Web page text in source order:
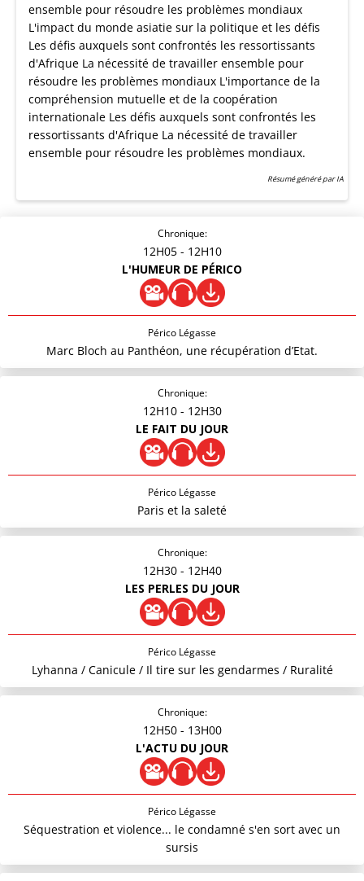
ensemble pour résoudre les problèmes mondiaux
L'impact du monde asiatie sur la politique et les défis
Les défis auxquels sont confrontés les ressortissants
d'Afrique La nécessité de travailler ensemble pour
résoudre les problèmes mondiaux L'importance de la
compréhension mutuelle et de la coopération
internationale Les défis auxquels sont confrontés les
ressortissants d'Afrique La nécessité de travailler
ensemble pour résoudre les problèmes mondiaux.
Résumé généré par IA
Chronique:
12H05 - 12H10
L'HUMEUR DE PÉRICO
Périco Légasse
Marc Bloch au Panthéon, une récupération d’Etat.
Chronique:
12H10 - 12H30
LE FAIT DU JOUR
Périco Légasse
Paris et la saleté
Chronique:
12H30 - 12H40
LES PERLES DU JOUR
Périco Légasse
Lyhanna / Canicule / Il tire sur les gendarmes / Ruralité
Chronique:
12H50 - 13H00
L'ACTU DU JOUR
Périco Légasse
Séquestration et violence... le condamné s'en sort avec un
sursis